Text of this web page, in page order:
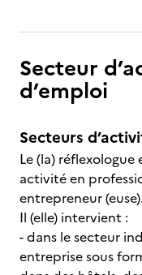
Secteur
d’emploi
Secteurs
Le (la) réflexologue
activité en
entrepreneur (euse).
Il (elle) intervient :
- dans le secteur
entreprise sous